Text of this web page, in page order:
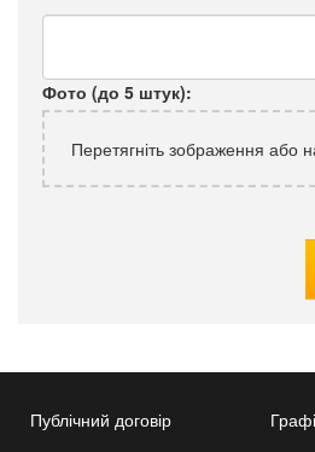
Фото (до 5 штук):
Перетягніть зображення або
Публічний договір